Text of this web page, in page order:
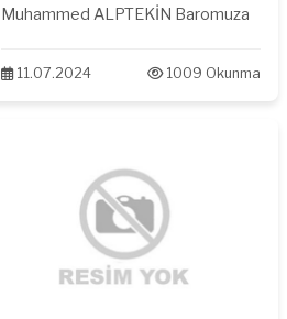
Muhammed ALPTEKİN Baromuza
ziyaretlerinden dolayı teşekkür
11.07.2024 1009 Okunma